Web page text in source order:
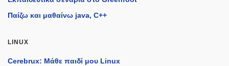
Παίζω και μαθαίνω java, C++
LINUX
Cerebrux: Μάθε παιδί μου Linux